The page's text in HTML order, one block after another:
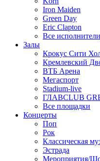
Iron Maiden
Green Day
Eric Clapton
Все исполнители
Залы
Крокус Сити
Кремлевский
ВТБ Арена
Мегаспорт
Stadium-live
ГЛАВCLUB
Все площадки
Концерты
Поп
Рок
Классическая
Эстрада
Мероприятия/